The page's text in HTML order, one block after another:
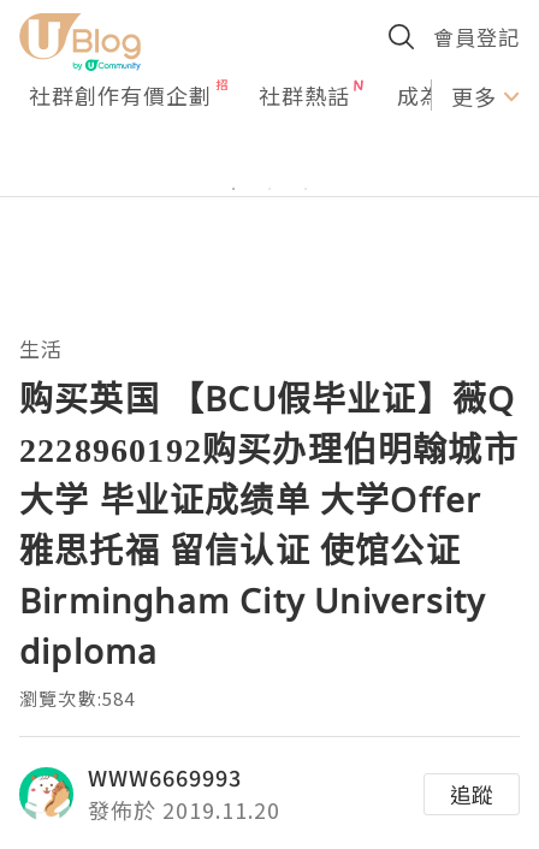
會員登記
社群創作有價企劃 社群熱話 成為U更多
生活
购买英国 【BCU假毕业证】薇Q
2228960192购买办理伯明翰城市
大学 毕业证成绩单 大学Offer
雅思托福 留信认证 使馆公证
Birmingham City University
diploma
瀏覽次數:584
WWW6669993
發佈於 2019.11.20
追蹤